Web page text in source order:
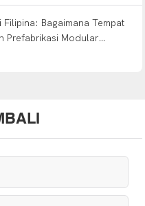
Filipina: Bagaimana Tempat
Prefabrikasi Modular